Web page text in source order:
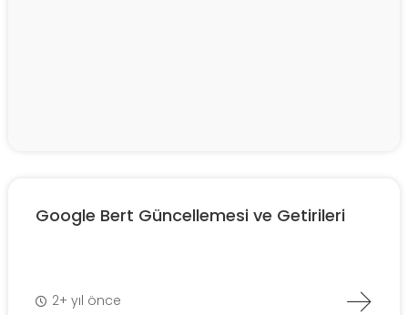
Google Bert Güncellemesi ve Getirileri
2+ yıl önce